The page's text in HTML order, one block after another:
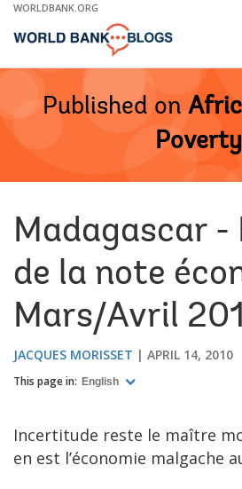
Skip
Main
WORLDBANK.ORG
Published on
Poverty
Madagascar -
de la note
Mars/Avril
JACQUES MORISSET APRIL 14, 2010
This page in: English
Incertitude reste le maître
en est l’économie malgache